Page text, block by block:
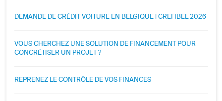
DEMANDE DE CRÉDIT VOITURE EN BELGIQUE | CREFIBEL 2026
VOUS CHERCHEZ UNE SOLUTION DE FINANCEMENT POUR
CONCRÉTISER UN PROJET ?
REPRENEZ LE CONTRÔLE DE VOS FINANCES